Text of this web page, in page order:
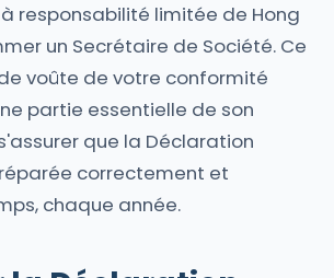
responsabilité limitée de Hong
un Secrétaire de Société. Ce
voûte de votre conformité
partie essentielle de son
que la Déclaration
correctement et
chaque année.